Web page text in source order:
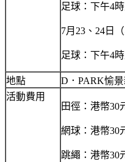
足球：下午4
7月23、24日
足球：下午4
地點
D．PARK愉
活動費用
田徑：港幣30
網球：港幣30
跳繩：港幣30